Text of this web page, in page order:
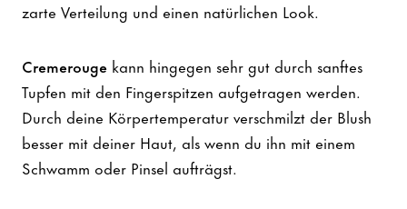
zarte Verteilung und einen natürlichen Look.
Cremerouge kann hingegen sehr gut durch sanftes
Tupfen mit den Fingerspitzen aufgetragen werden.
Durch deine Körpertemperatur verschmilzt der Blush
besser mit deiner Haut, als wenn du ihn mit einem
Schwamm oder Pinsel aufträgst.